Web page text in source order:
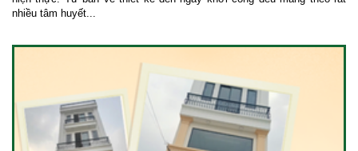
nhiều tâm huyết...